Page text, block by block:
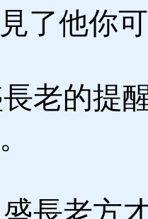
了他你
老的提
長老方